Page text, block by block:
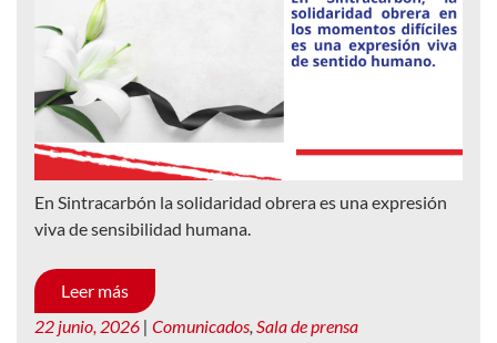
En Sintracarbón la solidaridad obrera es una expresión
viva de sensibilidad humana.
Leer más
22 junio, 2026 | Comunicados, Sala de prensa